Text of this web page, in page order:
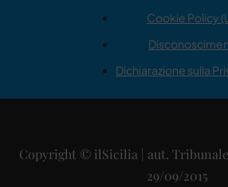
Cookie Policy
Dichiarazione sulla
Copyright © ilSicilia | aut. Tribunale
29/09/2015